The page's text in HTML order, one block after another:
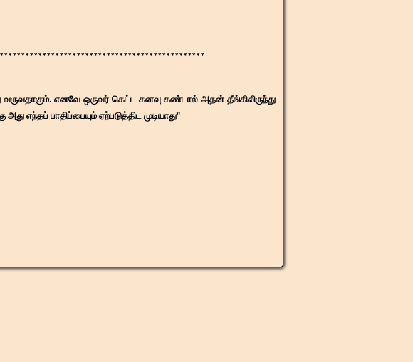
எனவே ஒருவர் கெட்ட கனவு கண்டால் அதன் தீங்கிலிருந்து
எந்தப் பாதிப்பையும் ஏற்படுத்திட முடியாது"